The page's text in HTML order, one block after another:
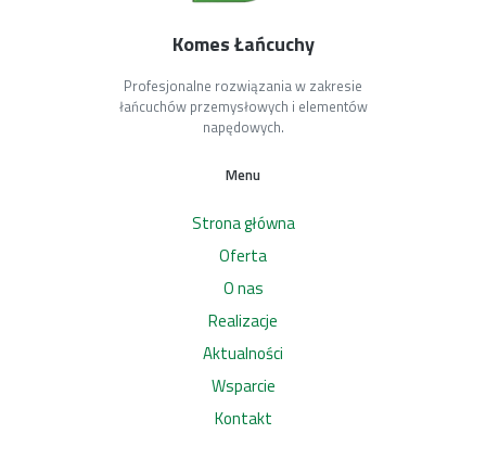
Komes Łańcuchy
Profesjonalne rozwiązania w zakresie
łańcuchów przemysłowych i elementów
napędowych.
Menu
Strona główna
Oferta
O nas
Realizacje
Aktualności
Wsparcie
Kontakt